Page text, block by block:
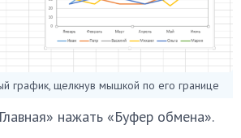
график, щелкнув мышкой по его границе
нажать «Буфер обмена».